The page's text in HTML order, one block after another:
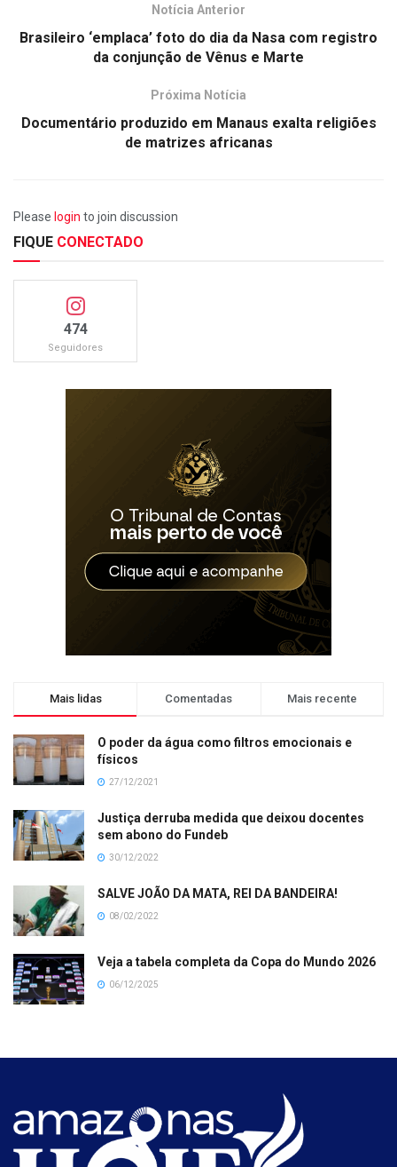
Notícia Anterior
Brasileiro ‘emplaca’ foto do dia da Nasa com registro
da conjunção de Vênus e Marte
Próxima Notícia
Documentário produzido em Manaus exalta religiões
de matrizes africanas
Please login to join discussion
FIQUE CONECTADO
474
Seguidores
Mais lidas Comentadas Mais recente
O poder da água como filtros emocionais e
físicos
27/12/2021
Justiça derruba medida que deixou docentes
sem abono do Fundeb
30/12/2022
SALVE JOÃO DA MATA, REI DA BANDEIRA!
08/02/2022
Veja a tabela completa da Copa do Mundo 2026
06/12/2025